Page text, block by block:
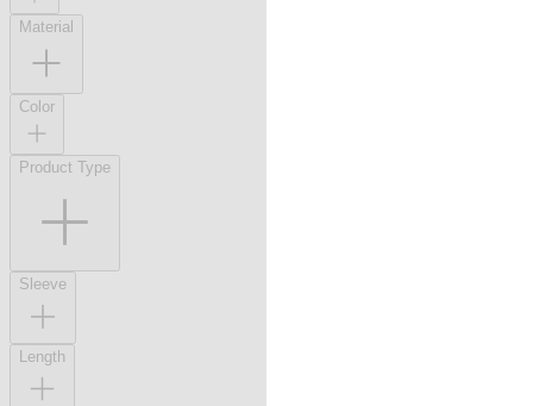
Material
Color
Product Type
Sleeve
Length